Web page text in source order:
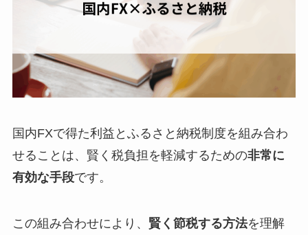
国内FXで得た利益とふるさと納税制度を組み合わ
せることは、賢く税負担を軽減するための非常に
有効な手段です。
この組み合わせにより、 賢く節税する方法を理解